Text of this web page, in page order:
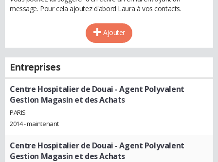
message. Pour cela ajoutez d'abord Laura à vos contacts.
Ajouter
Entreprises
Centre Hospitalier de Douai - Agent Polyvalent
Gestion Magasin et des Achats
PARIS
2014 - maintenant
Centre Hospitalier de Douai - Agent Polyvalent
Gestion Magasin et des Achats